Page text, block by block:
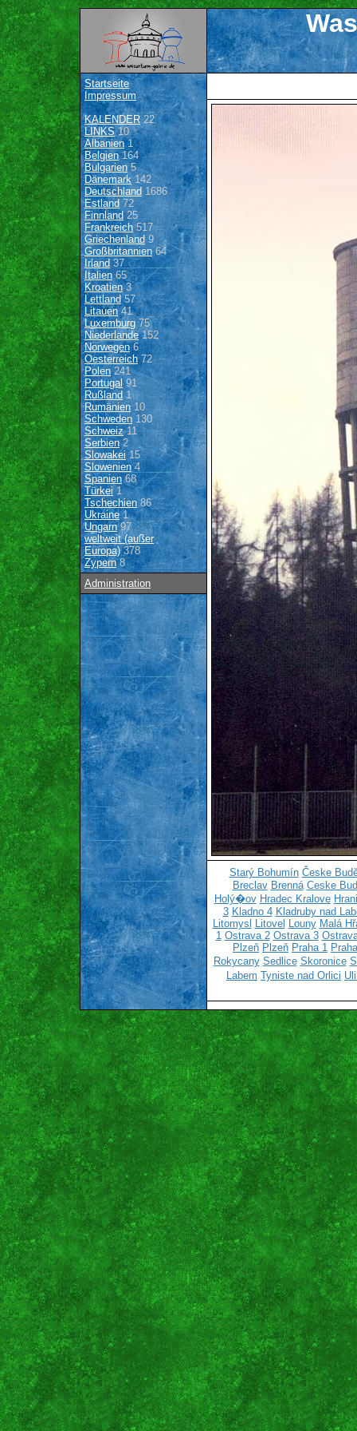
Startseite
Impressum
KALENDER22
LINKS10
Albanien1
Belgien164
Bulgarien 5
Dänemark142
Deutschland 1686
Estland 72
Finnland 25
Frankreich517
Griechenland9
Großbritannien64
Irland 37
Italien65
Kroatien3
Lettland57
Litauen41
Luxemburg 75
Niederlande152
Norwegen6
Oesterreich72
Polen 241
Portugal91
Rußland 1
Rumänien10
Schweden 130
Schweiz11
Serbien2
Slowakei15
Slowenien4
Spanien68
Türkei1
Tschechien 86
Ukraine1
Ungarn97
weltweit (außer
Europa)378
Zypern8
Administration
Starý Bohumín Česke
Breclav Brenná Ceske
Holý�ov Hradec Kralove
3 Kladno 4 Kladruby nad
Litomysl
Litovel Louny Malá
1 Ostrava 2 Ostrava 3
Plzeň Plzeň Praha 1
Rokycany Sedlice Skoronice
Labem Tyniste nad Orlici